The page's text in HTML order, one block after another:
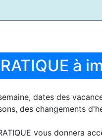
à
dates des
des changements
vous donnera